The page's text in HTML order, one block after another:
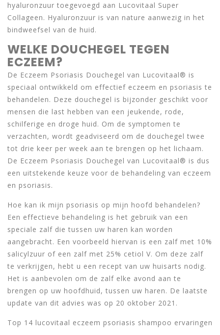
hyaluronzuur toegevoegd aan Lucovitaal Super
Collageen. Hyaluronzuur is van nature aanwezig in het
bindweefsel van de huid.
WELKE DOUCHEGEL TEGEN
ECZEEM?
De Eczeem Psoriasis Douchegel van Lucovitaal® is
speciaal ontwikkeld om effectief eczeem en psoriasis te
behandelen. Deze douchegel is bijzonder geschikt voor
mensen die last hebben van een jeukende, rode,
schilferige en droge huid. Om de symptomen te
verzachten, wordt geadviseerd om de douchegel twee
tot drie keer per week aan te brengen op het lichaam.
De Eczeem Psoriasis Douchegel van Lucovitaal® is dus
een uitstekende keuze voor de behandeling van eczeem
en psoriasis.
Hoe kan ik mijn psoriasis op mijn hoofd behandelen?
Een effectieve behandeling is het gebruik van een
speciale zalf die tussen uw haren kan worden
aangebracht. Een voorbeeld hiervan is een zalf met 10%
salicylzuur of een zalf met 25% cetiol V. Om deze zalf
te verkrijgen, hebt u een recept van uw huisarts nodig.
Het is aanbevolen om de zalf elke avond aan te
brengen op uw hoofdhuid, tussen uw haren. De laatste
update van dit advies was op 20 oktober 2021.
Top 14 lucovitaal eczeem psoriasis shampoo ervaringen